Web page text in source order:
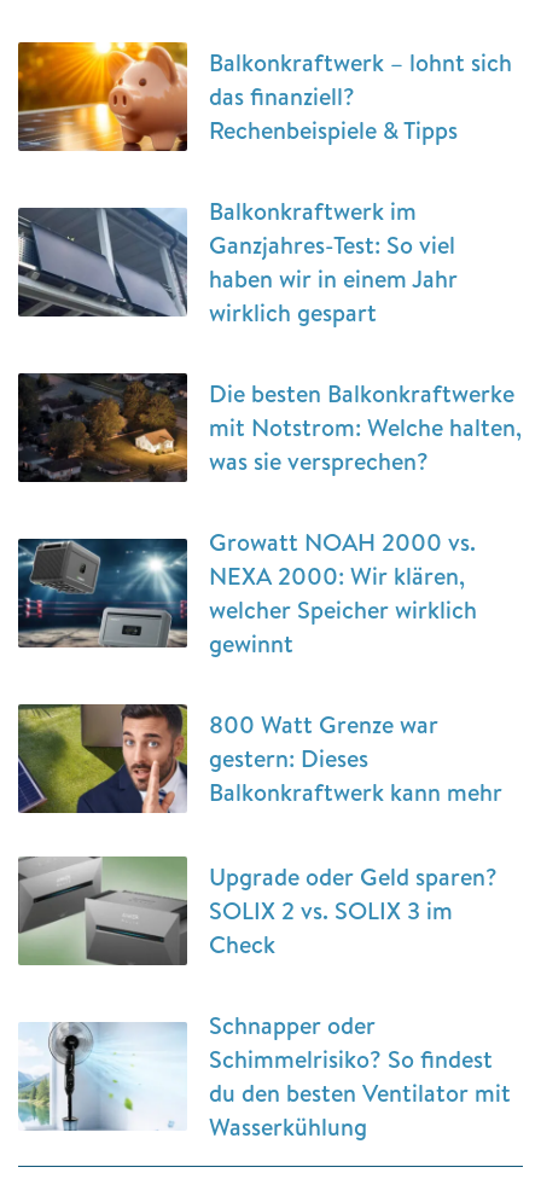
Balkonkraftwerk – lohnt sich
das finanziell?
Rechenbeispiele & Tipps
Balkonkraftwerk im
Ganzjahres-Test: So viel
haben wir in einem Jahr
wirklich gespart
Die besten Balkonkraftwerke
mit Notstrom: Welche halten,
was sie versprechen?
Growatt NOAH 2000 vs.
NEXA 2000: Wir klären,
welcher Speicher wirklich
gewinnt
800 Watt Grenze war
gestern: Dieses
Balkonkraftwerk kann mehr
Upgrade oder Geld sparen?
SOLIX 2 vs. SOLIX 3 im
Check
Schnapper oder
Schimmelrisiko? So findest
du den besten Ventilator mit
Wasserkühlung